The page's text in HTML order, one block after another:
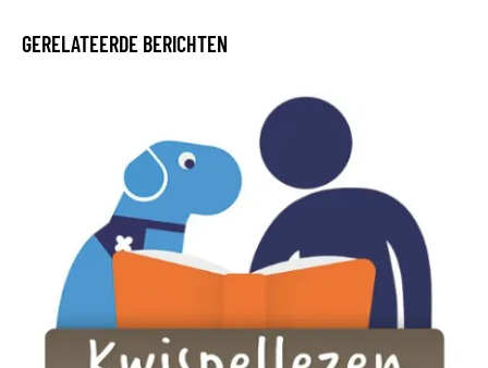
GERELATEERDE BERICHTEN